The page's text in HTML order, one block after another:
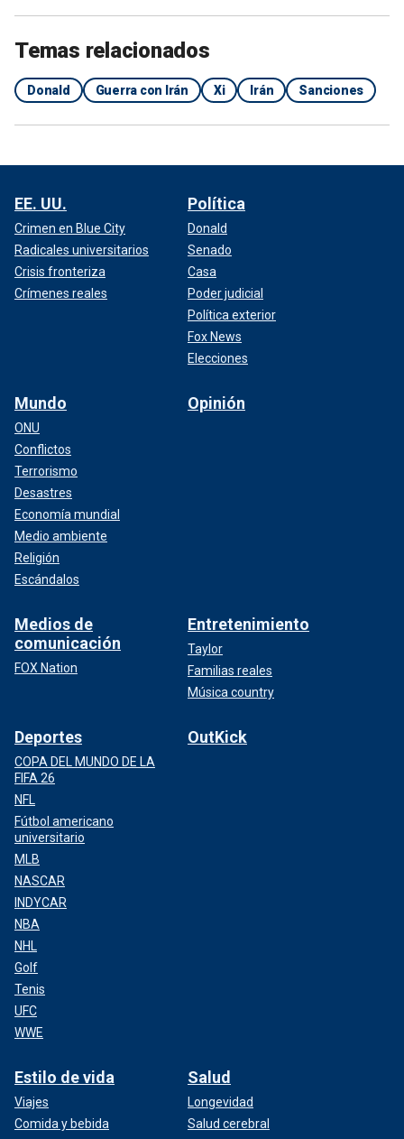
Temas relacionados
Donald Guerra con Irán Xi Irán Sanciones
EE. UU.
Crimen en Blue City
Radicales universitarios
Crisis fronteriza
Crímenes reales
Política
Donald
Senado
Casa
Poder judicial
Política exterior
Fox News
Elecciones
Mundo
ONU
Conflictos
Terrorismo
Desastres
Economía mundial
Medio ambiente
Religión
Escándalos
Opinión
Medios de
comunicación
FOX Nation
Entretenimiento
Taylor
Familias reales
Música country
Deportes
COPA DEL MUNDO DE LA
FIFA 26
NFL
Fútbol americano
universitario
MLB
NASCAR
INDYCAR
NBA
NHL
Golf
Tenis
UFC
WWE
OutKick
Estilo de vida
Viajes
Comida y bebida
Salud
Longevidad
Salud cerebral